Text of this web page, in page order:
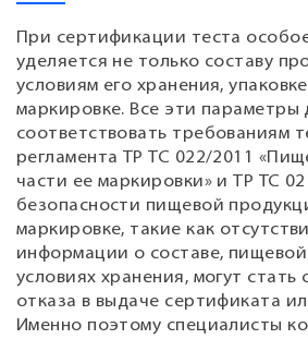
При сертификации теста
уделяется не только составу
условиям его хранения,
маркировке. Все эти параметры
соответствовать требованиям
регламента ТР ТС 022/2011
части ее маркировки» и ТР ТС
безопасности пищевой
маркировке, такие как
информации о составе,
условиях хранения, могут стать
отказа в выдаче сертификата
Именно поэтому специалисты